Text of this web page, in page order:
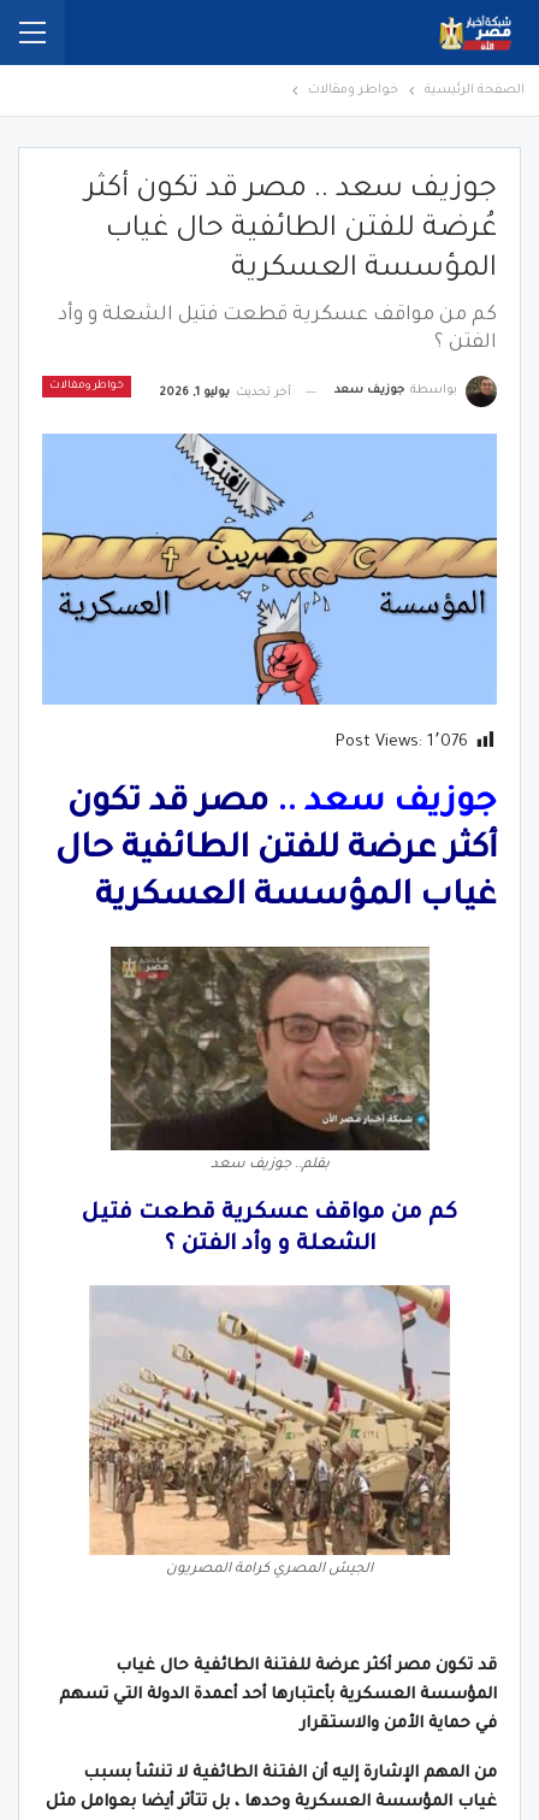
الصفحة الرئيسية خواطر ومقالات
جوزيف سعد .. مصر قد تكون أكثر
عُرضة للفتن الطائفية حال غياب
المؤسسة العسكرية
كم من مواقف عسكرية قطعت فتيل الشعلة و وأد
الفتن ؟
خواطر ومقالات بواسطة جوزيف سعد آخر تحديث يوليو 1, 2026
Post Views: 1٬076
جوزيف سعد .. مصر قد تكون
أكثر عرضة للفتن الطائفية حال
غياب المؤسسة العسكرية
بقلم.. جوزيف سعد
كم من مواقف عسكرية قطعت فتيل
الشعلة و وأد الفتن ؟
الجيش المصري كرامة المصريون
قد تكون مصر أكثر عرضة للفتنة الطائفية حال غياب
المؤسسة العسكرية بأعتبارها أحد أعمدة الدولة التي تسهم
في حماية الأمن والاستقرار
من المهم الإشارة إليه أن الفتنة الطائفية لا تنشأ بسبب
غياب المؤسسة العسكرية وحدها ، بل تتأثر أيضا بعوامل مثل